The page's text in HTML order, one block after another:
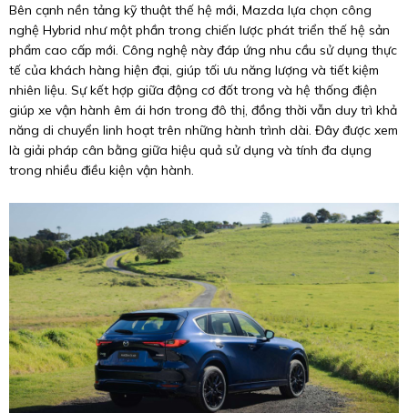
Bên cạnh nền tảng kỹ thuật thế hệ mới, Mazda lựa chọn công
nghệ Hybrid như một phần trong chiến lược phát triển thế hệ sản
phẩm cao cấp mới. Công nghệ này đáp ứng nhu cầu sử dụng thực
tế của khách hàng hiện đại, giúp tối ưu năng lượng và tiết kiệm
nhiên liệu. Sự kết hợp giữa động cơ đốt trong và hệ thống điện
giúp xe vận hành êm ái hơn trong đô thị, đồng thời vẫn duy trì khả
năng di chuyển linh hoạt trên những hành trình dài. Đây được xem
là giải pháp cân bằng giữa hiệu quả sử dụng và tính đa dụng
trong nhiều điều kiện vận hành.